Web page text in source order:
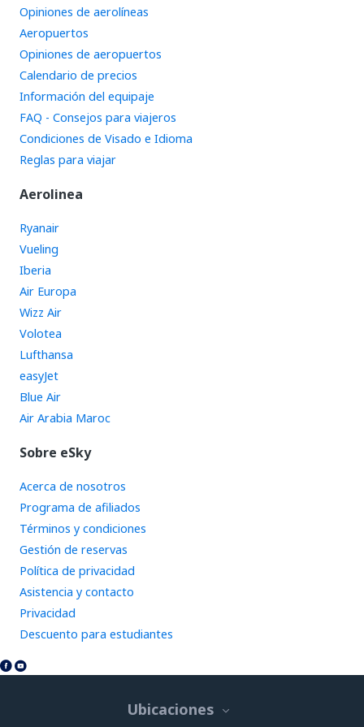
Opiniones de aerolíneas
Aeropuertos
Opiniones de aeropuertos
Calendario de precios
Información del equipaje
FAQ - Consejos para viajeros
Condiciones de Visado e Idioma
Reglas para viajar
Aerolinea
Ryanair
Vueling
Iberia
Air Europa
Wizz Air
Volotea
Lufthansa
easyJet
Blue Air
Air Arabia Maroc
Sobre eSky
Acerca de nosotros
Programa de afiliados
Términos y condiciones
Gestión de reservas
Política de privacidad
Asistencia y contacto
Privacidad
Descuento para estudiantes
Ubicaciones